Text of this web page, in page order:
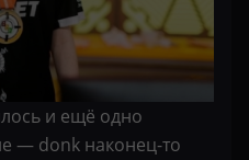
и ещё одно
— donk наконец-то